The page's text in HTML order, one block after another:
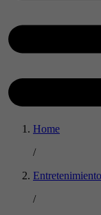
Home
/
Entretenimiento
/